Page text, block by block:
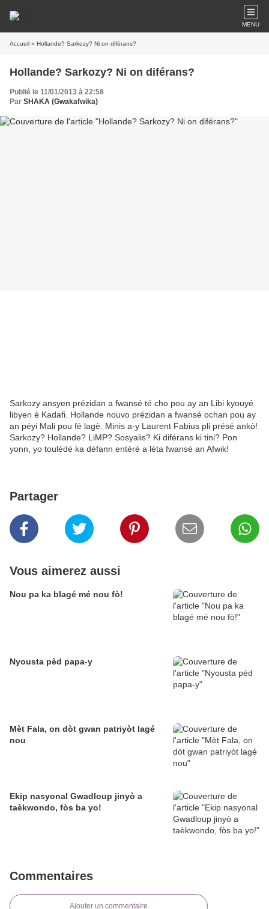
MENU
Accueil » Hollande? Sarkozy? Ni on diférans?
Hollande? Sarkozy? Ni on diférans?
Publié le 11/01/2013 à 22:58
Par SHAKA (Gwakafwika)
Sarkozy ansyen prézidan a fwansé té cho pou ay an Libi kyouyé
libyen é Kadafi. Hollande nouvo prézidan a fwansé ochan pou ay
an péyi Mali pou fè lagè. Minis a-y Laurent Fabius pli présé ankò!
Sarkozy? Hollande? LiMP? Sosyalis? Ki diférans ki tini? Pon
yonn, yo toulédé ka défann entéré a léta fwansé an Afwik!
Partager
Vous aimerez aussi
Nou pa ka blagé mé nou fò!
Nyousta pèd papa-y
Mèt Fala, on dòt gwan patriyòt lagé
nou
Ekip nasyonal Gwadloup jinyò a
taèkwondo, fòs ba yo!
Commentaires
Ajouter un commentaire